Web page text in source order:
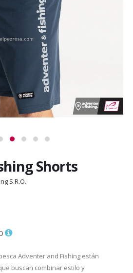
Shorts
S.R.O.
Adventer and Fishing están
buscan combinar estilo y